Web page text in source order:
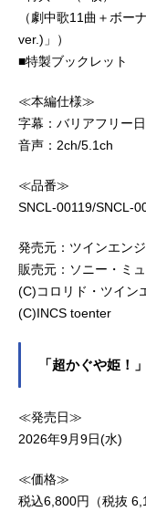
（劇中歌11曲＋ボー
ver.)」）
■特製ブックレット
≪本編仕様≫
字幕：バリアフリー
音声：2ch/5.1ch
≪品番≫
SNCL-00119/SNCL-
発売元：ツインエン
販売元：ソニー・ミ
(C)コロリド・ツイン
(C)INCS toenter
「超かぐや姫！
≪発売日≫
2026年9月9日(水)
≪価格≫
税込6,800円（税抜